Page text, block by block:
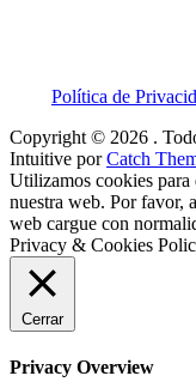
Política de
Copyright © 2026 .
Intuitive porCatch
Utilizamos cookies para
nuestra web. Por favor,
web cargue con
Privacy & Cookies
Cerrar
Privacy Overview